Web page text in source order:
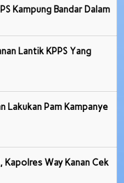
Kampung Bandar Dalam
Lantik KPPS Yang
Lakukan Pam Kampanye
Kapolres Way Kanan Cek